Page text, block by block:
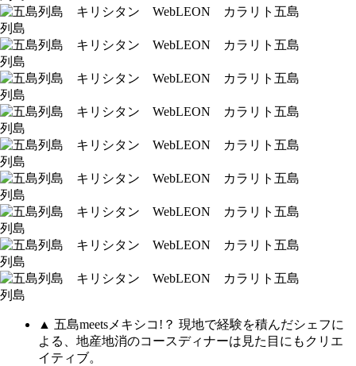
▲ 五島meetsメキシコ!？ 現地で経験を積んだシェフに
よる、地産地消のコースディナーは見た目にもクリエ
イティブ。